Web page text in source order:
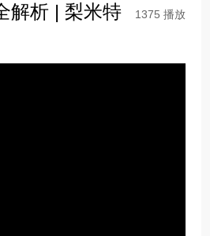
解析 | 梨米特
1375 播放